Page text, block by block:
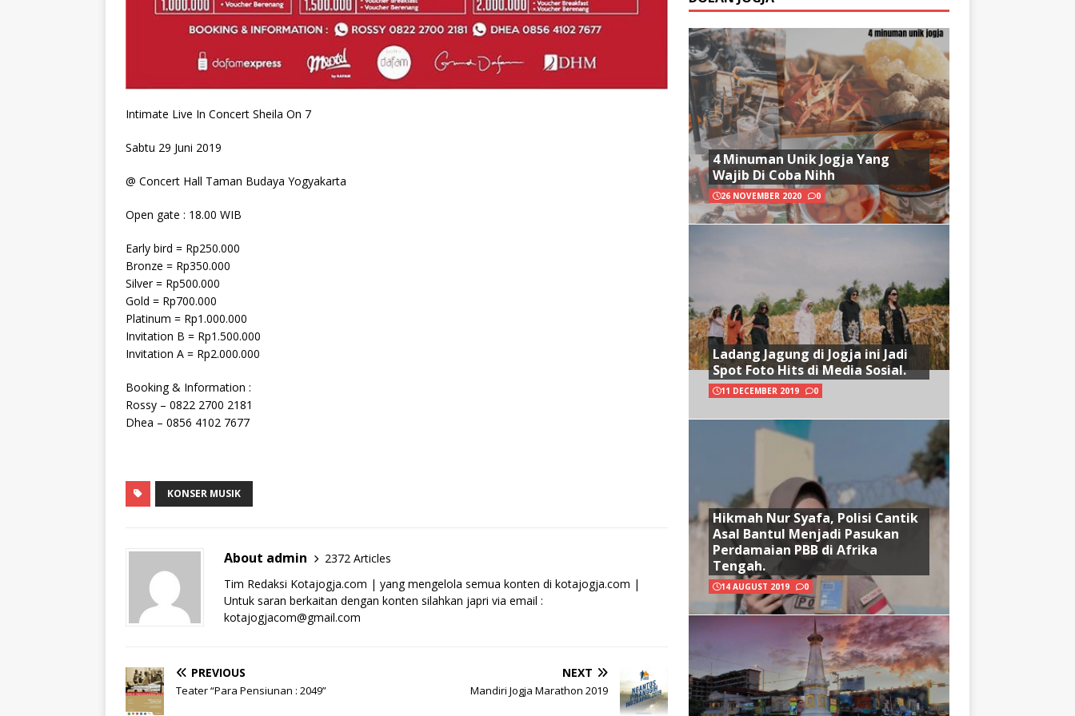
Intimate Live In Concert Sheila On 7
Sabtu 29 Juni 2019
@ Concert Hall Taman Budaya Yogyakarta
Open gate : 18.00 WIB
Early bird = Rp250.000
Bronze = Rp350.000
Silver = Rp500.000
Gold = Rp700.000
Platinum = Rp1.000.000
Invitation B = Rp1.500.000
Invitation A = Rp2.000.000
Booking & Information :
Rossy – 0822 2700 2181
Dhea – 0856 4102 7677
KONSER MUSIK
About admin
2372 Articles
Tim Redaksi Kotajogja.com | yang mengelola semua konten di kotajogja.com |
Untuk saran berkaitan dengan konten silahkan japri via email :
kotajogjacom@gmail.com
PREVIOUS
Teater “Para Pensiunan : 2049”
NEXT
Mandiri Jogja Marathon 2019
4 Minuman Unik Jogja Yang
Wajib Di Coba Nihh
26 NOVEMBER 2020 0
Ladang Jagung di Jogja ini Jadi
Spot Foto Hits di Media Sosial.
11 DECEMBER 2019 0
Hikmah Nur Syafa, Polisi Cantik
Asal Bantul Menjadi Pasukan
Perdamaian PBB di Afrika
Tengah.
14 AUGUST 2019 0